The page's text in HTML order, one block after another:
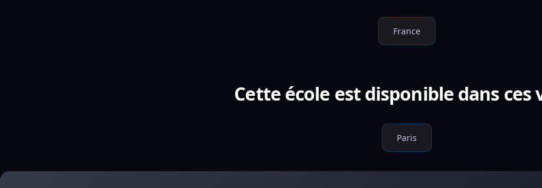
France
Cette école est disponible dans ces
Paris